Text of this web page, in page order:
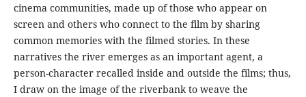
cinema communities, made up of those who appear on
screen and others who connect to the film by sharing
common memories with the filmed stories. In these
narratives the river emerges as an important agent, a
person-character recalled inside and outside the films; thus,
I draw on the image of the riverbank to weave the